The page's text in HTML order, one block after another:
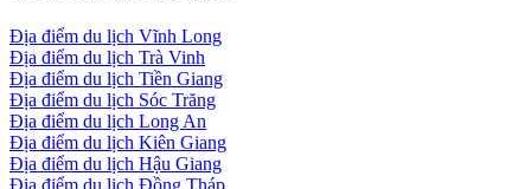
Địa điểm du lịch Vĩnh Long
Địa điểm du lịch Trà Vinh
Địa điểm du lịch Tiền Giang
Địa điểm du lịch Sóc Trăng
Địa điểm du lịch Long An
Địa điểm du lịch Kiên Giang
Địa điểm du lịch Hậu Giang
Địa điểm du lịch Đồng Tháp